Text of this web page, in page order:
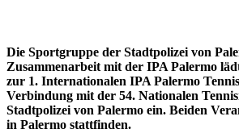
Die Sportgruppe der Stadtpolizei von
Zusammenarbeit mit der IPA Palermo
zur 1. Internationalen IPA Palermo
Verbindung mit der 54. Nationalen
Stadtpolizei von Palermo ein. Beiden
in Palermo stattfinden.